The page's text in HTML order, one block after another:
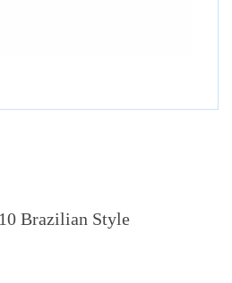
Brazilian Style